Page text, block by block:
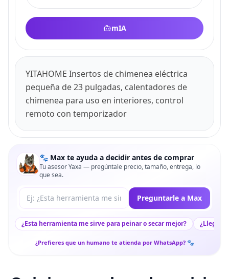
mIA
YITAHOME Insertos de chimenea eléctrica
pequeña de 23 pulgadas, calentadores de
chimenea para uso en interiores, control
remoto con temporizador
🐾 Max te ayuda a decidir antes de comprar
Tu asesor Yaxa — pregúntale precio, tamaño, entrega, lo
que sea.
Tu pregunta a Max Preguntarle a Max
¿Esta herramienta me sirve para peinar o secar mejor? ¿Llega
¿Prefieres que un humano te atienda por WhatsApp? 🐾